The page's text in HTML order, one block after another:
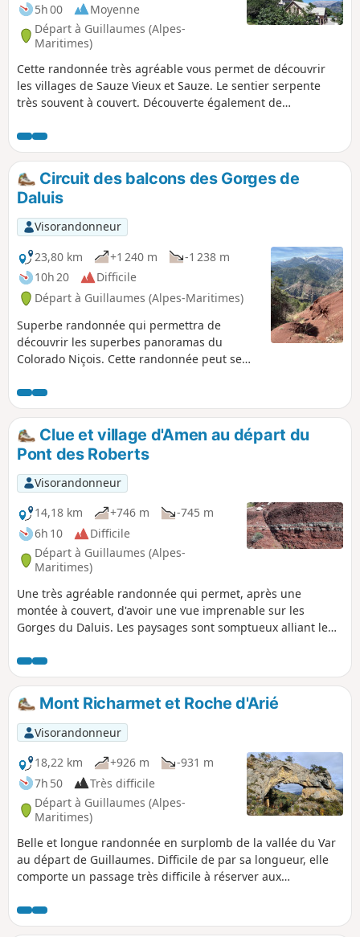
5h 00
Moyenne
Départ à Guillaumes (Alpes-
Maritimes)
Cette randonnée très agréable vous permet de découvrir
les villages de Sauze Vieux et Sauze. Le sentier serpente
très souvent à couvert. Découverte également de
descente, le détour à la Roche Trouée offre un panorama
très sympathique. À noter que la descente est assez
abrupte, en forêt.
Circuit des balcons des Gorges de
Daluis
Visorandonneur
23,80 km
+1 240 m
-1 238 m
10h 20
Difficile
Départ à Guillaumes (Alpes-Maritimes)
Superbe randonnée qui permettra de
découvrir les superbes panoramas du
Colorado Niçois. Cette randonnée peut se
au campement de Roua (voir informations
pratiques).
Clue et village d'Amen au départ du
Pont des Roberts
Visorandonneur
14,18 km
+746 m
-745 m
6h 10
Difficile
Départ à Guillaumes (Alpes-
Maritimes)
Une très agréable randonnée qui permet, après une
montée à couvert, d'avoir une vue imprenable sur les
Gorges du Daluis. Les paysages sont somptueux alliant le
baignade dans la Clue d'Amen offre, en période estivale, un
moment très agréable. Le hameau abandonné d'Amen est
un objectif touristique majeur car il a été un lieu de vie en
toute autonomie pendant des décennies, sans aucune autre
voie d'accès que les sentiers de randonnée.
Mont Richarmet et Roche d'Arié
Visorandonneur
18,22 km
+926 m
-931 m
7h 50
Très difficile
Départ à Guillaumes (Alpes-
Maritimes)
Belle et longue randonnée en surplomb de la vallée du Var
au départ de Guillaumes. Difficile de par sa longueur, elle
comporte un passage très difficile à réserver aux
mains pour franchir des passages sur rocher. Possibilité
d'éviter celui-ci, voir le § Infos pratiques. Je conseille cette